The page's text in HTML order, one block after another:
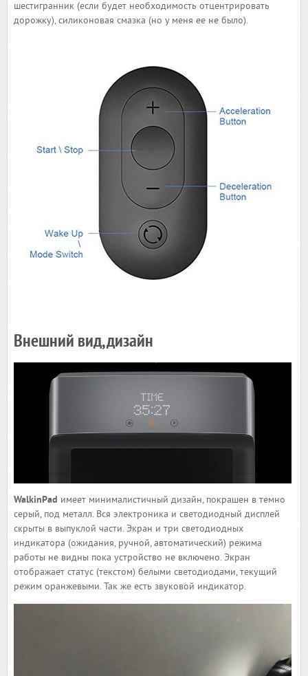
шестигранник (если будет необходимость отцентрировать
дорожку), силиконовая смазка (но у меня ее не было).
Внешний вид, дизайн
WalkinPad имеет минималистичный дизайн, покрашен в темно
серый, под металл. Вся электроника и светодиодный дисплей
скрыты в выпуклой части. Экран и три светодиодных
индикатора (ожидания, ручной, автоматический) режима
работы не видны пока устройство не включено. Экран
отображает статус (текстом) белыми светодиодами, текущий
режим оранжевыми. Так же есть звуковой индикатор.